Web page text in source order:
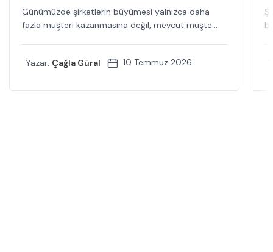
Günümüzde şirketlerin büyümesi yalnızca daha
fazla müşteri kazanmasına değil, mevcut müşte...
Yazar: Çağla Güral 10 Temmuz 2026